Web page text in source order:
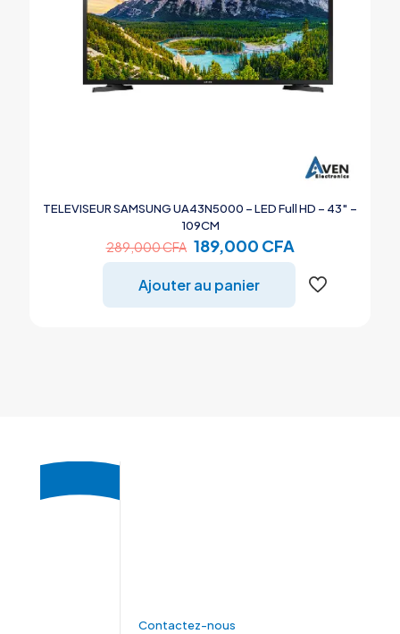
TELEVISEUR SAMSUNG UA43N5000 – LED Full HD – 43″ –
109CM
289,000CFA Le
prix
initial
était :
289,000 CFA.
189,000 CFALe
prix
actuel
est :
Ajouter au panier
Contactez-nous